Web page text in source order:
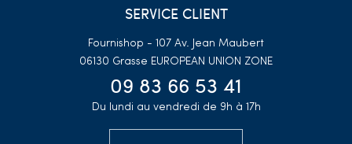
SERVICE CLIENT
Fournishop - 107 Av. Jean Maubert
06130 Grasse EUROPEAN UNION ZONE
09 83 66 53 41
Du lundi au vendredi de 9h à 17h